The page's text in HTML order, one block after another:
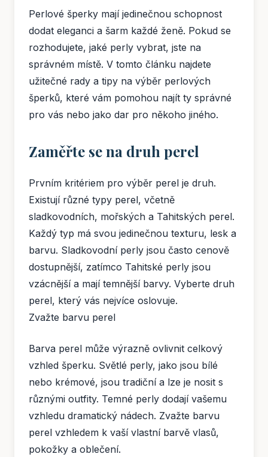
Perlové šperky mají jedinečnou schopnost
dodat eleganci a šarm každé ženě. Pokud se
rozhodujete, jaké perly vybrat, jste na
správném místě. V tomto článku najdete
užitečné rady a tipy na výběr perlových
šperků, které vám pomohou najít ty správné
pro vás nebo jako dar pro někoho jiného.
Zaměřte se na druh perel
Prvním kritériem pro výběr perel je druh.
Existují různé typy perel, včetně
sladkovodních, mořských a Tahitských perel.
Každý typ má svou jedinečnou texturu, lesk a
barvu. Sladkovodní perly jsou často cenově
dostupnější, zatímco Tahitské perly jsou
vzácnější a mají temnější barvy. Vyberte druh
perel, který vás nejvíce oslovuje.
Zvažte barvu perel
Barva perel může výrazně ovlivnit celkový
vzhled šperku. Světlé perly, jako jsou bílé
nebo krémové, jsou tradiční a lze je nosit s
různými outfity. Temné perly dodají vašemu
vzhledu dramatický nádech. Zvažte barvu
perel vzhledem k vaší vlastní barvě vlasů,
pokožky a oblečení.